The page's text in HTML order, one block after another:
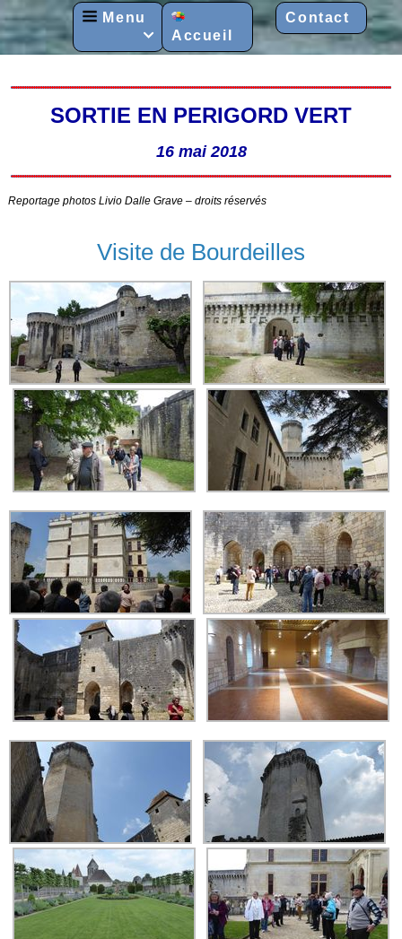
Menu
 Accueil
Contact
SORTIE EN PERIGORD VERT
16 mai 2018
Reportage photos Livio Dalle Grave – droits réservés
Visite de Bourdeilles